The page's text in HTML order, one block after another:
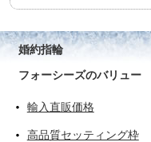
婚約指輪
フォーシーズのバリュー
輸入直販価格
高品質セッティング枠